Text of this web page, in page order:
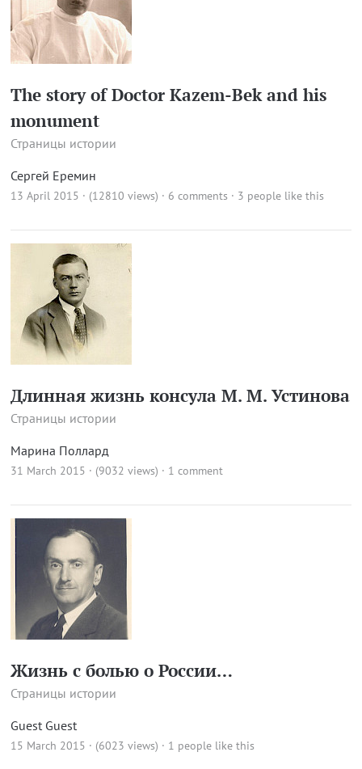
The story of Doctor Kazem-Bek and his
monument
Страницы истории
Сергей Еремин
13 April 2015 · (12810 views) · 6 comments · 3 people like this
Длинная жизнь консула М. М. Устинова
Страницы истории
Марина Поллард
31 March 2015 · (9032 views) · 1 comment
Жизнь с болью о России…
Страницы истории
Guest Guest
15 March 2015 · (6023 views) · 1 people like this